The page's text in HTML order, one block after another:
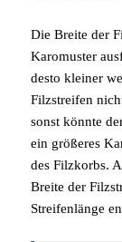
Die Breite der
Karomuster
desto kleiner
Filzstreifen
sonst könnte
ein größeres
des Filzkorbs.
Breite der
Streifenlänge